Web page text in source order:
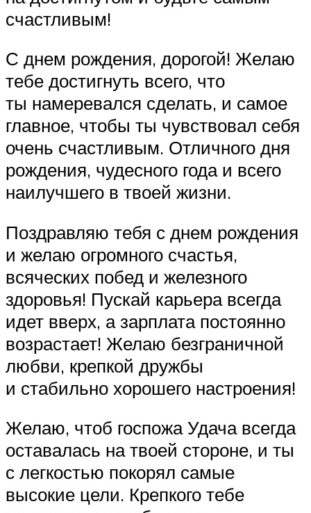
счастливым!
С днем рождения, дорогой! Желаю
тебе достигнуть всего, что
ты намеревался сделать, и самое
главное, чтобы ты чувствовал себя
очень счастливым. Отличного дня
рождения, чудесного года и всего
наилучшего в твоей жизни.
Поздравляю тебя с днем рождения
и желаю огромного счастья,
всяческих побед и железного
здоровья! Пускай карьера всегда
идет вверх, а зарплата постоянно
возрастает! Желаю безграничной
любви, крепкой дружбы
и стабильно хорошего настроения!
Желаю, чтоб госпожа Удача всегда
оставалась на твоей стороне, и ты
с легкостью покорял самые
высокие цели. Крепкого тебе